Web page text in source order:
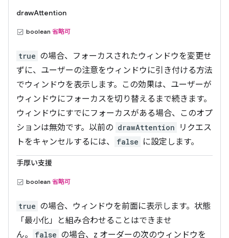
drawAttention
boolean 省略可
true の場合、フォーカスされたウィンドウを変更せ
ずに、ユーザーの注意をウィンドウに引き付ける方法
でウィンドウを表示します。この効果は、ユーザーが
ウィンドウにフォーカスを切り替えるまで続きます。
ウィンドウにすでにフォーカスがある場合、このオプ
ションは無効です。以前の drawAttention
リクエス
トをキャンセルするには、
false に設定します。
手厚い支援
boolean 省略可
true の場合、ウィンドウを前面に表示します。状態
「最小化」と組み合わせることはできませ
ん。
false の場合、z オーダーの次のウィンドウを